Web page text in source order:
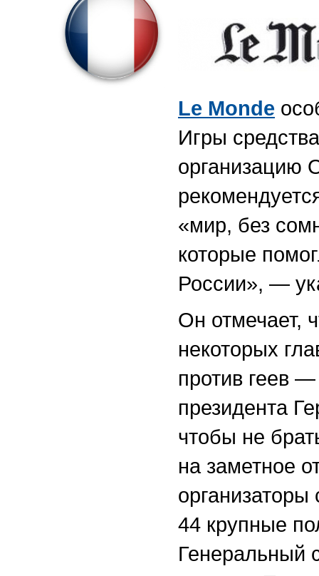
Le Monde
Игры
организацию
«мир, без
которые
России», —
Он отмечает,
некоторых
против геев
президента
чтобы не
на заметное
организаторы
44 крупные
Генеральный